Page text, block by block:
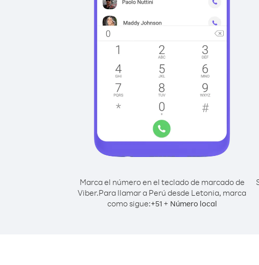
Marca el número en el teclado de marcado de
Viber.Para llamar a Perú desde Letonia, marca
como sigue:+51+ Número local